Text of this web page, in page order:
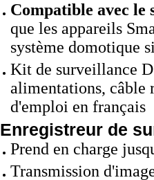
Compatible avec le
que les appareils
système domotique
Kit de surveillance
alimentations, câble
d'emploi en français
Enregistreur de
Prend en charge
Transmission